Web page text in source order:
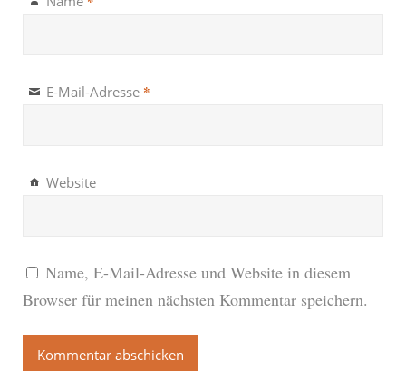
E-Mail-Adresse *
Website
Name, E-Mail-Adresse und Website in diesem
Browser für meinen nächsten Kommentar speichern.